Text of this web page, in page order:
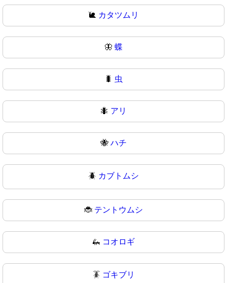
🐌 カタツムリ
🦋 蝶
🐛 虫
🐜 アリ
🐝 ハチ
🪲 カブトムシ
🐞 テントウムシ
🦗 コオロギ
🪳 ゴキブリ